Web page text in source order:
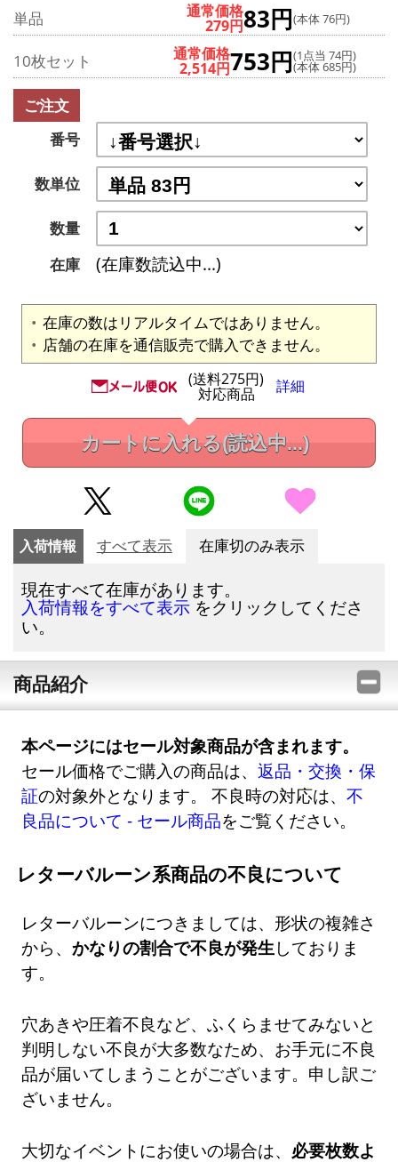
単品 通常価格
279円83円(本体 76円)
10枚セット 通常価格
2,514円753円(1点当 74円)
(本体 685円)
ご注文
番号
数単位
数量
在庫
(在庫数読込中...)
在庫の数はリアルタイムではありません。
店舗の在庫を通信販売で購入できません。
(送料275円)
対応商品 詳細
カートに入れる(読込中...)
入荷情報 すべて表示 在庫切のみ表示
現在すべて在庫があります。
入荷情報をすべて表示 をクリックしてくださ
い。
商品紹介
本ページにはセール対象商品が含まれます。
セール価格でご購入の商品は、返品・交換・保
証の対象外となります。 不良時の対応は、不
良品について - セール商品をご覧ください。
レターバルーン系商品の不良について
レターバルーンにつきましては、形状の複雑さ
から、かなりの割合で不良が発生しておりま
す。
穴あきや圧着不良など、ふくらませてみないと
判明しない不良が大多数なため、お手元に不良
品が届いてしまうことがございます。申し訳ご
ざいません。
大切なイベントにお使いの場合は、 必要枚数よ